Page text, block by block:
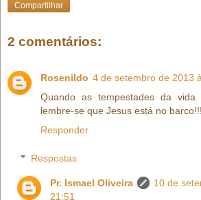
Compartilhar
2 comentários:
Rosenildo 4 de setembro de 2013
Quando as tempestades da vida
lembre-se que Jesus está no barco!!!
Responder
Respostas
Pr. Ismael Oliveira
10 de
21:51